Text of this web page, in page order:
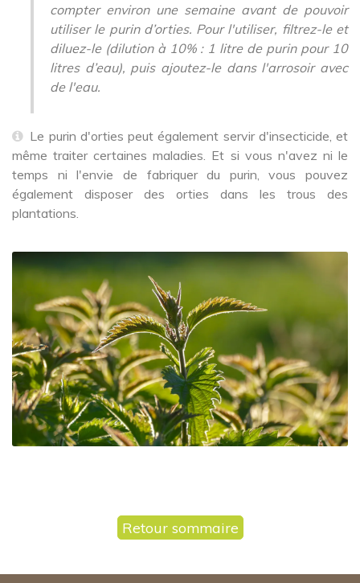
compter environ une semaine avant de pouvoir
utiliser le purin d’orties. Pour l'utiliser, filtrez-le et
diluez-le (dilution à 10% : 1 litre de purin pour 10
litres d’eau), puis ajoutez-le dans l'arrosoir avec
de l'eau.
Le purin d'orties peut également servir d'insecticide, et
même traiter certaines maladies. Et si vous n'avez ni le
temps ni l'envie de fabriquer du purin, vous pouvez
également disposer des orties dans les trous des
plantations.
Retour sommaire